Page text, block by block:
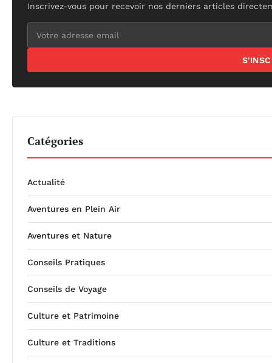
Inscrivez-vous pour recevoir nos derniers articles
Catégories
Actualité
Aventures en Plein Air
Aventures et Nature
Conseils Pratiques
Conseils de Voyage
Culture et Patrimoine
Culture et Traditions